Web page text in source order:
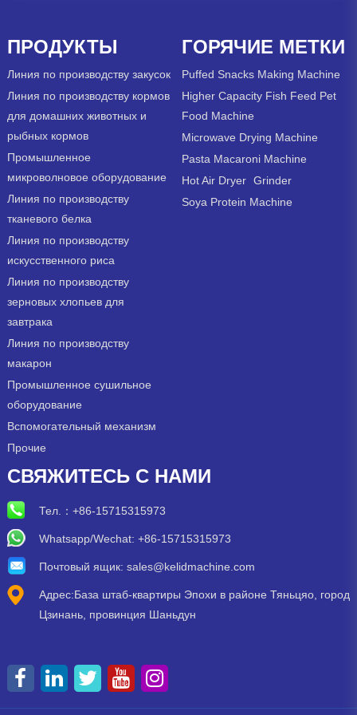
ПРОДУКТЫ
Линия по производству закусок
Линия по производству кормов
для домашних животных и
рыбных кормов
Промышленное
микроволновое оборудование
Линия по производству
тканевого белка
Линия по производству
искусственного риса
Линия по производству
зерновых хлопьев для
завтрака
Линия по производству
макарон
Промышленное сушильное
оборудование
Вспомогательный механизм
Прочие
ГОРЯЧИЕ МЕТКИ
Puffed Snacks Making Machine
Higher Capacity Fish Feed Pet
Food Machine
Microwave Drying Machine
Pasta Macaroni Machine
Hot Air Dryer Grinder
Soya Protein Machine
СВЯЖИТЕСЬ С НАМИ
Тел.： +86-15715315973
Whatsapp/Wechat: +86-15715315973
Почтовый ящик: sales@kelidmachine.com
Адрес:База штаб-квартиры Эпохи в районе Тяньцяо, город
Цзинань, провинция Шаньдун